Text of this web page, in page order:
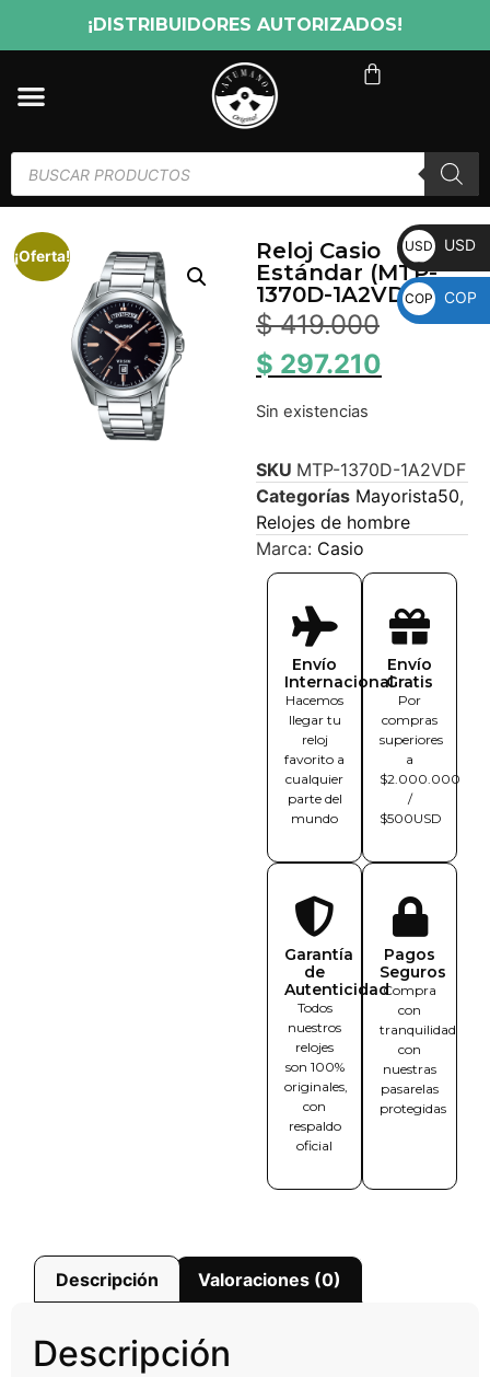
¡DISTRIBUIDORES AUTORIZADOS!
¡Oferta!
Reloj Casio
Estándar (MTP-
1370D-1A2VDF)
$419.000
$ 297.210
Sin existencias
SKU MTP-1370D-1A2VDF
Categorías Mayorista50,
Relojes de hombre
Marca: Casio
Envío
Internacional
Hacemos
llegar tu
reloj
favorito a
cualquier
parte del
mundo
Envío
Gratis
Por
compras
superiores
a
$2.000.000
/
$500USD
Garantía
de
Autenticidad
Todos
nuestros
relojes
son 100%
originales,
con
respaldo
oficial
Pagos
Seguros
Compra
con
tranquilidad
con
nuestras
pasarelas
protegidas
Descripción Valoraciones (0)
Descripción
USD USD
COP COP